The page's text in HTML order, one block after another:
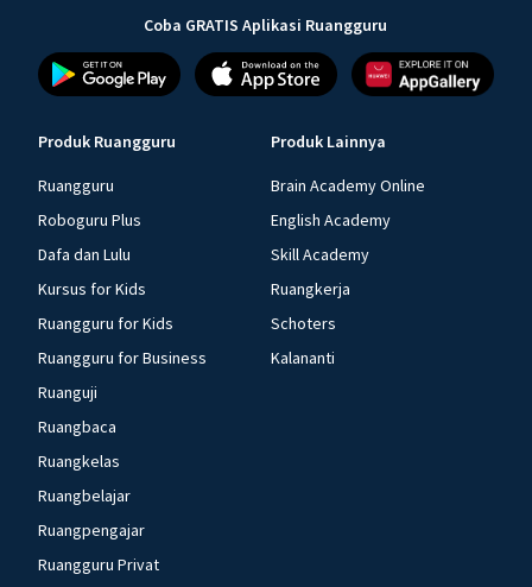
Coba GRATIS Aplikasi Ruangguru
Produk Ruangguru
Ruangguru
Roboguru Plus
Dafa dan Lulu
Kursus for Kids
Ruangguru for Kids
Ruangguru for Business
Ruanguji
Ruangbaca
Ruangkelas
Ruangbelajar
Ruangpengajar
Ruangguru Privat
Produk Lainnya
Brain Academy Online
English Academy
Skill Academy
Ruangkerja
Schoters
Kalananti